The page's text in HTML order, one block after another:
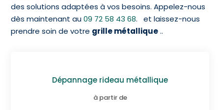
des solutions adaptées à vos besoins. Appelez-nous
dès maintenant au 09 72 58 43 68. et laissez-nous
prendre soin de votre grille métallique..
Dépannage rideau métallique
à partir de